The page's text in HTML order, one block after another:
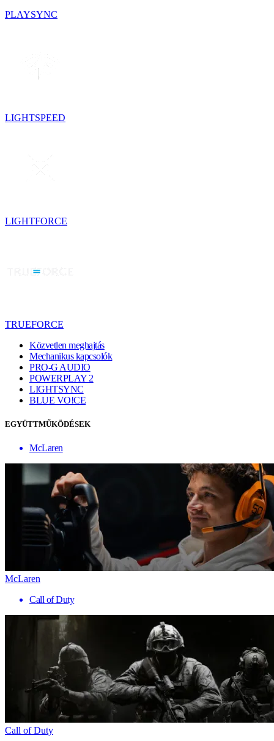
PLAYSYNC
LIGHTSPEED
LIGHTFORCE
TRUEFORCE
Közvetlen meghajtás
Mechanikus kapcsolók
PRO-G AUDIO
POWERPLAY 2
LIGHTSYNC
BLUE VO!CE
EGYÜTTMŰKÖDÉSEK
McLaren
McLaren
Call of Duty
Call of Duty